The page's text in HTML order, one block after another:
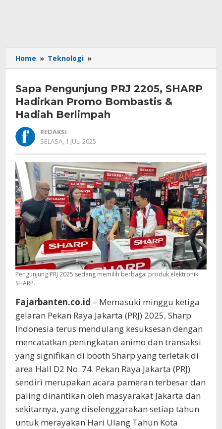
Home » Teknologi »
Pengunjung
2205,
SHARP
Hadirkan
Promo
&
Hadiah
Berlimpah
Sapa Pengunjung PRJ 2205, SHARP
Hadirkan Promo Bombastis &
Hadiah Berlimpah
REDAKSI
SELASA, 1 JULI 2025
Pengunjung PRJ 2025 sedang memilih berbagai produk elektronik
SHARP.
Fajarbanten.co.id – Memasuki minggu ketiga
gelaran Pekan Raya Jakarta (PRJ) 2025, Sharp
Indonesia terus mendulang kesuksesan dengan
mencatatkan peningkatan animo dan transaksi
yang signifikan di booth Sharp yang terletak di
area Hall D2 No. 74. Pekan Raya Jakarta (PRJ)
sendiri merupakan acara pameran terbesar dan
paling dinantikan oleh masyarakat Jakarta dan
sekitarnya, yang diselenggarakan setiap tahun
untuk merayakan Hari Ulang Tahun Kota